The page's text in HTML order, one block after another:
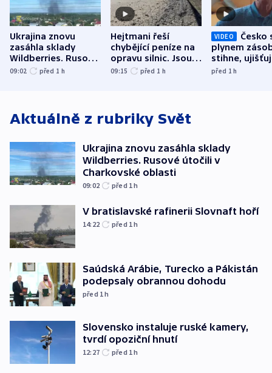
Ukrajina znovu
zasáhla sklady
Wildberries. Rusové
útočili v Charkovské
09:02 před 1 h
Hejtmani řeší
chybějící peníze na
opravu silnic. Jsou
nenárokové, namítá
09:15 před 1 h
VIDEO
Česko
plynem
stihne,
expert.
před 1h
Aktuálně z rubriky Svět
Ukrajina znovu zasáhla sklady
Wildberries. Rusové útočili v
Charkovské oblasti
09:02 před 1h
V bratislavské rafinerii Slovnaft hoří
14:22 před 1h
Saúdská Arábie, Turecko a Pákistán
podepsaly obrannou dohodu
před 1h
Slovensko instaluje ruské kamery,
tvrdí opoziční hnutí
12:27 před 1h